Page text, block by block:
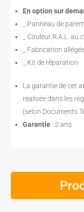
En option sur
_ Panneau de
_ Couleur R.A.L. au
_ Fabrication
_ Kit de réparation
La garantie de cet
réalisée dans les
(selon Documents
Garantie : 2 ans